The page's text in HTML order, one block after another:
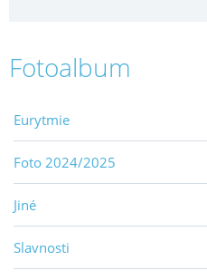
Fotoalbum
Eurytmie
Foto 2024/2025
Jiné
Slavnosti